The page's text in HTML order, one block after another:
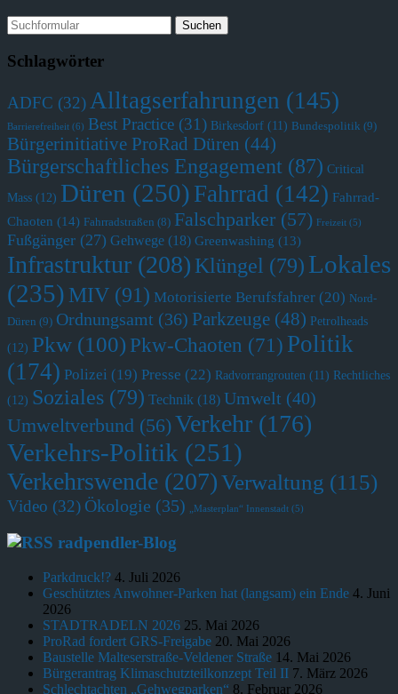
Schlagwörter
ADFC (32)Alltagserfahrungen (145)
Barrierefreiheit (6) Best Practice (31) Birkesdorf (11) Bundespolitik (9)
Bürgerinitiative ProRad Düren (44)
Bürgerschaftliches Engagement (87) Critical
Mass (12) Düren (250) Fahrrad (142) Fahrrad-
Chaoten (14) Fahrradstraßen (8) Falschparker (57) Freizeit (5)
Fußgänger (27) Gehwege (18) Greenwashing (13)
Infrastruktur (208) Klüngel (79) Lokales
(235) MIV (91) Motorisierte Berufsfahrer (20) Nord-
Düren (9) Ordnungsamt (36) Parkzeuge (48) Petrolheads
(12) Pkw (100) Pkw-Chaoten (71) Politik
(174) Polizei (19) Presse (22) Radvorrangrouten (11) Rechtliches
(12) Soziales (79) Technik (18) Umwelt (40)
Umweltverbund (56)Verkehr (176)
Verkehrs-Politik (251)
Verkehrswende (207)Verwaltung (115)
Video (32) Ökologie (35) „Masterplan“ Innenstadt (5)
radpendler-Blog
Parkdruck!? 4. Juli 2026
Geschütztes Anwohner-Parken hat (langsam) ein Ende 4. Juni
2026
STADTRADELN 2026 25. Mai 2026
ProRad fordert GRS-Freigabe 20. Mai 2026
Baustelle Malteserstraße-Veldener Straße 14. Mai 2026
Bürgerantrag Klimaschutzteilkonzept Teil II 7. März 2026
Schlechtachten „Gehwegparken“ 8. Februar 2026